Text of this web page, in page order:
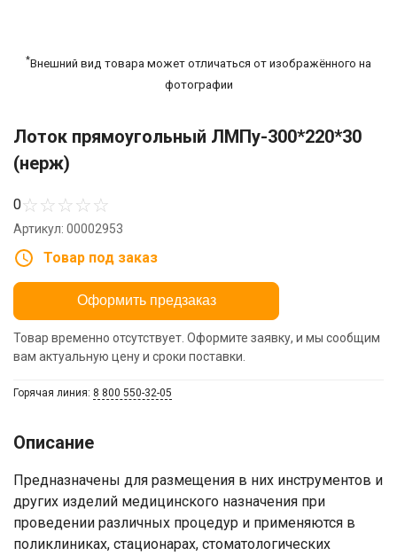
*Внешний вид товара может отличаться от изображённого на
фотографии
Лоток прямоугольный ЛМПу-300*220*30
(нерж)
0☆☆☆☆☆
Артикул: 00002953
Товар под заказ
Оформить предзаказ
Товар временно отсутствует. Оформите заявку, и мы сообщим
вам актуальную цену и сроки поставки.
Горячая линия: 8 800 550-32-05
Описание
Предназначены для размещения в них инструментов и
других изделий медицинского назначения при
проведении различных процедур и применяются в
поликлиниках, стационарах, стоматологических